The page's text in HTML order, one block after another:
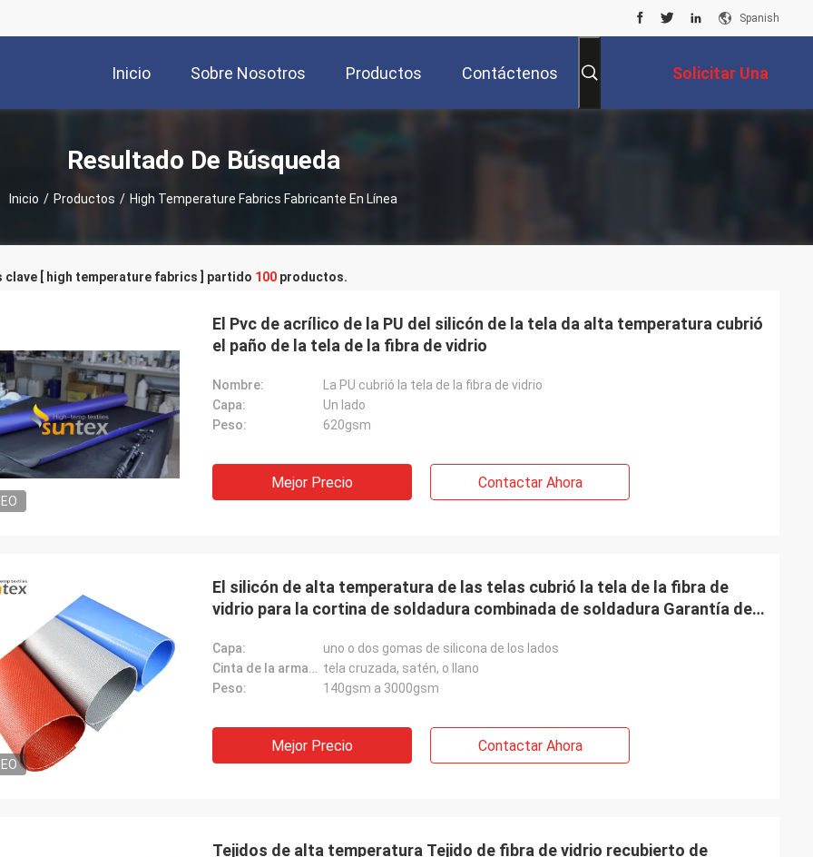
Spanish
Inicio Sobre Nosotros Productos Contáctenos Solicitar Una
Cotización
Resultado De Búsqueda
Inicio / Productos / High Temperature Fabrics Fabricante En Línea
clave [ high temperature fabrics ] partido 100 productos.
El Pvc de acrílico de la PU del silicón de la tela da alta temperatura cubrió
el paño de la tela de la fibra de vidrio
Nombre:
La PU cubrió la tela de la fibra de vidrio
Capa:
Un lado
Peso:
620gsm
Mejor Precio Contactar Ahora
El silicón de alta temperatura de las telas cubrió la tela de la fibra de
vidrio para la cortina de soldadura combinada de soldadura Garantía de
Capa:
uno o dos gomas de silicona de los lados
Cinta de la armadura: tela cruzada, satén, o llano
Peso:
140gsm a 3000gsm
Mejor Precio Contactar Ahora
Tejidos de alta temperatura Tejido de fibra de vidrio recubierto de